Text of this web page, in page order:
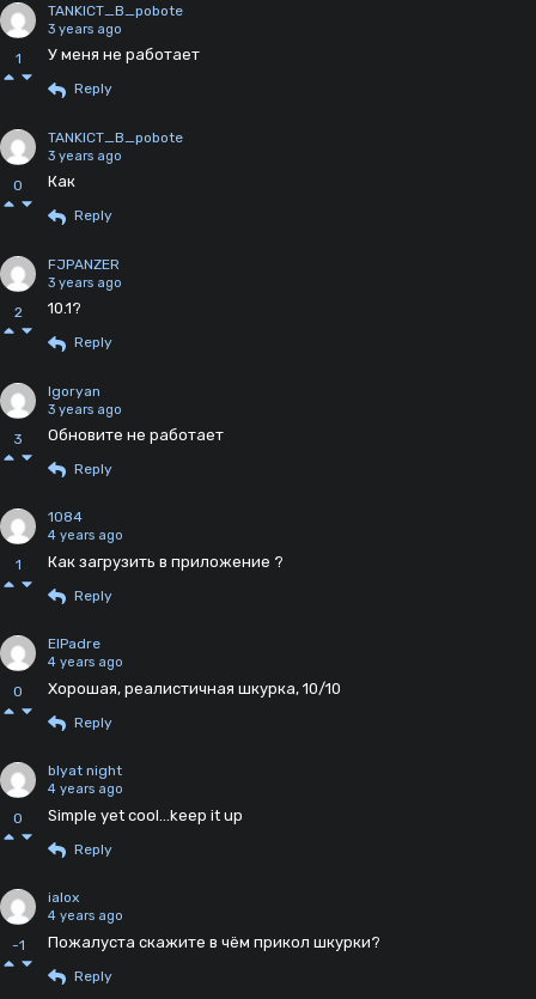
1
TANKICT_B_pobote
3 years ago
У меня не работает
Reply
0
TANKICT_B_pobote
3 years ago
Как
Reply
2
FJPANZER
3 years ago
10.1?
Reply
3
Igoryan
3 years ago
Обновите не работает
Reply
1
1084
4 years ago
Как загрузить в приложение ?
Reply
0
ElPadre
4 years ago
Хорошая, реалистичная шкурка, 10/10
Reply
0
blyat night
4 years ago
Simple yet cool...keep it up
Reply
-1
ialox
4 years ago
Пожалуста скажите в чём прикол шкурки?
Reply